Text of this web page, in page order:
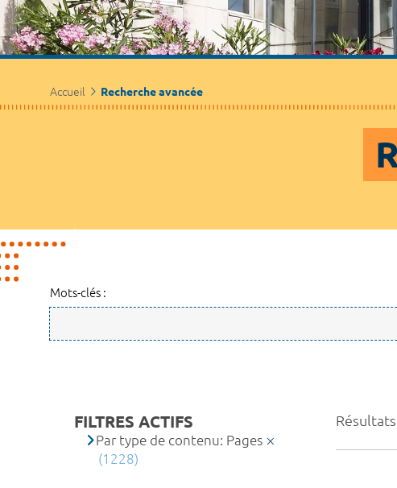
Accueil Recherche avancée
Mots-clés :
FILTRES ACTIFS
Par type de contenu: Pages
(1228)